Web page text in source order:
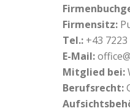
Firmensitz:
Tel.: +43
E-Mail:
Mitglied bei:
Berufsrecht: